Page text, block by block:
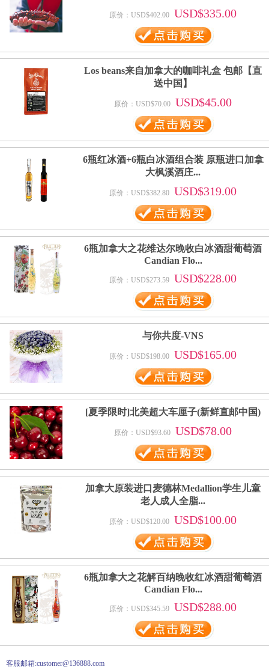
原价：USD$402.00 USD$335.00
Los beans来自加拿大的咖啡礼盒 包邮【直
送中国】
原价：USD$70.00 USD$45.00
6瓶红冰酒+6瓶白冰酒组合装 原瓶进口加拿
大枫溪酒庄...
原价：USD$382.80 USD$319.00
6瓶加拿大之花维达尔晚收白冰酒甜葡萄酒
Candian Flo...
原价：USD$273.59 USD$228.00
与你共度-VNS
原价：USD$198.00 USD$165.00
[夏季限时]北美超大车厘子(新鲜直邮中国)
原价：USD$93.60 USD$78.00
加拿大原装进口麦德林Medallion学生儿童
老人成人全脂...
原价：USD$120.00 USD$100.00
6瓶加拿大之花解百纳晚收红冰酒甜葡萄酒
Candian Flo...
原价：USD$345.59 USD$288.00
客服邮箱:customer@136888.com